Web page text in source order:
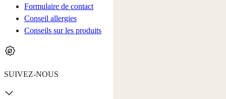
Formulaire de contact
Conseil allergies
Conseils sur les produits
SUIVEZ-NOUS